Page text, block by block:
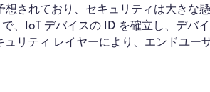
されており、セキュリティは大きな
、IoT デバイスの ID を確立し、デバ
リティ レイヤーにより、エンドユー